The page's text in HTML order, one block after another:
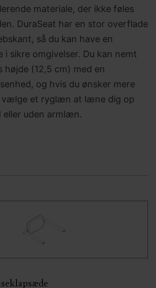
materiale, der ikke føles
DuraSeat har en stor overflade
så du kan have en
i sikre omgivelser. Du kan nemt
(12,5 cm) med en
og hvis du ønsker mere
vælge et ryglæn at læne dig op
eller uden armlæn.